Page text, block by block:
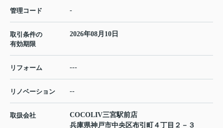
管理コード -
取引条件の
有効期限
2026年08月10日
リフォーム ---
リノベーション --
取扱会社
COCOLIV三宮駅前店
兵庫県神戸市中央区布引町４丁目２－３